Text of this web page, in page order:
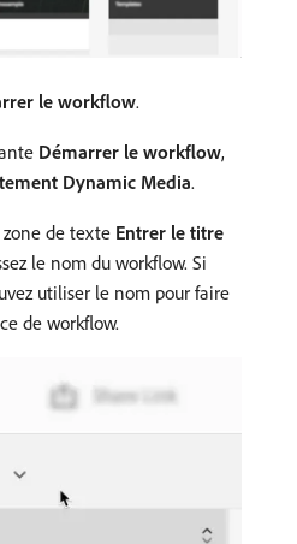
le workflow.
Démarrer le workflow,
Dynamic Media.
de texte Entrer le titre
le nom du workflow. Si
utiliser le nom pour faire
de workflow.